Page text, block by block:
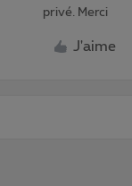
privé. Merci
J'aime